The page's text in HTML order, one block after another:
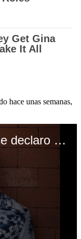
hace unas semanas,
TROME | Estadounidense declaro por denuncia contra Santiago Suárez (Magaly TV)